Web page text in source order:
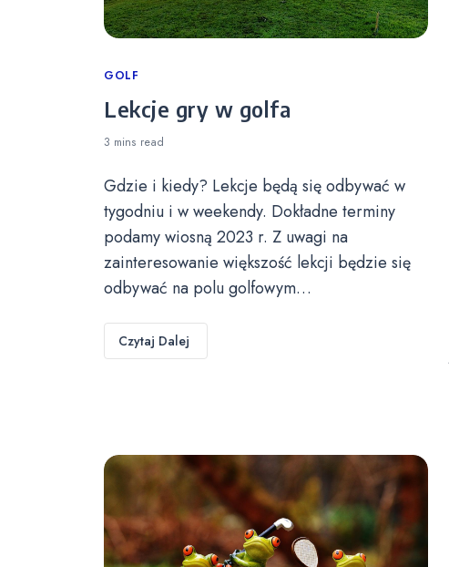
Categories
GOLF
Lekcje gry w golfa
3 mins read
Gdzie i kiedy? Lekcje będą się odbywać w
tygodniu i w weekendy. Dokładne terminy
podamy wiosną 2023 r. Z uwagi na
zainteresowanie większość lekcji będzie się
odbywać na polu golfowym…
Czytaj Dalej